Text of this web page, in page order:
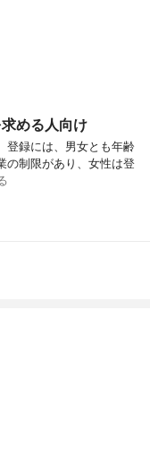
める人向け
登録には、男女とも年齢
の制限があり、女性は登